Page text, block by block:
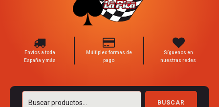
Envíos a toda
España y más
Múltiples formas de
pago
Síguenos en
nuestras redes
Buscar
BUSCAR